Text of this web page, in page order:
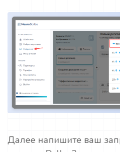
Далее напишите ваш